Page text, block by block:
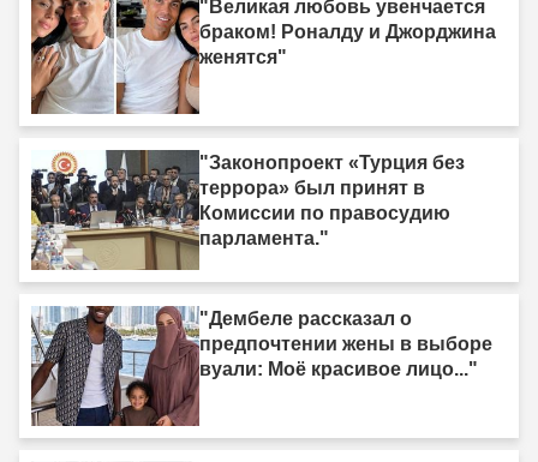
"Великая любовь увенчается
браком! Роналду и Джорджина
женятся"
"Законопроект «Турция без
террора» был принят в
Комиссии по правосудию
парламента."
"Дембеле рассказал о
предпочтении жены в выборе
вуали: Моё красивое лицо..."